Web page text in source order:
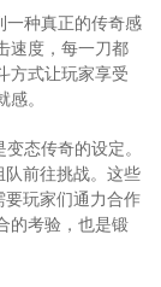
一种真正的传奇感
速度，每一刀都
方式让玩家享受
。
态传奇的设定。
队前往挑战。这些
要玩家们通力合作
的考验，也是锻